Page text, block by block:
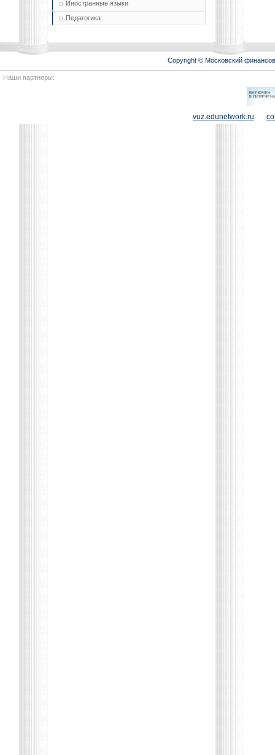
Иностранные языки
Педагогика
Copyright © Московский
Наши партнеры:
vuz.edunetwork.ru